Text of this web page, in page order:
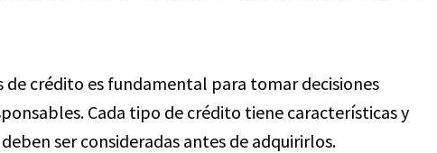
crédito es fundamental para tomar decisiones
Cada tipo de crédito tiene características y
ser consideradas antes de adquirirlos.